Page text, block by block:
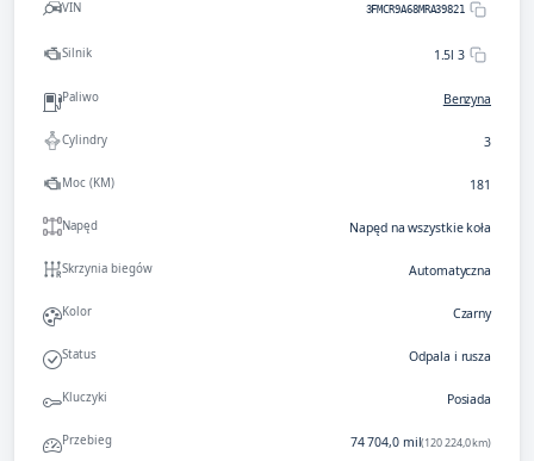
VIN 3FMCR9A68MRA39821
Silnik 1.5l 3
Paliwo Benzyna
Cylindry 3
Moc (KM) 181
Napęd Napęd na wszystkie koła
Skrzynia biegów Automatyczna
Kolor Czarny
Status Odpala i rusza
Kluczyki Posiada
Przebieg 74 704,0 mil(120 224,0 km)